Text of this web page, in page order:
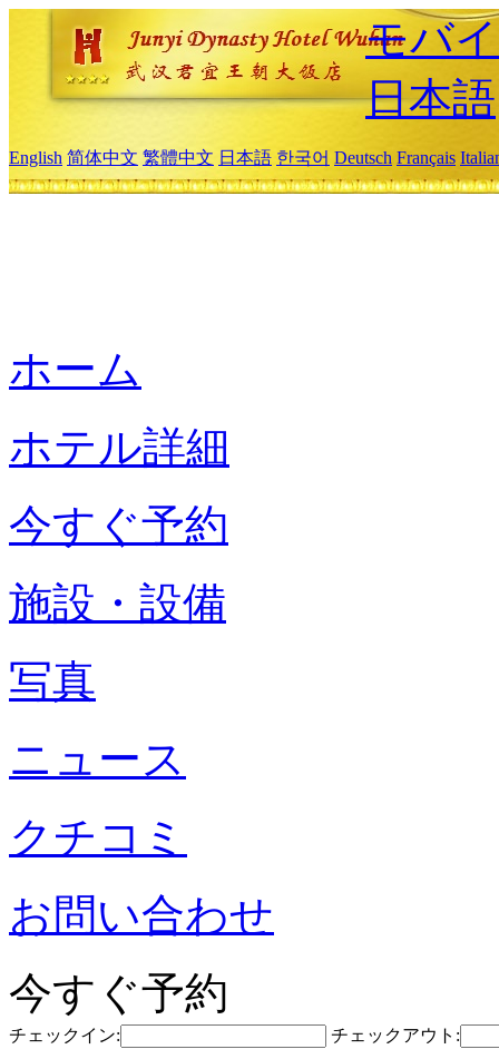
モバ
日本語
English 简体中文 繁體中文 日本語 한국어 Deutsch Français
ホーム
ホテル詳細
今すぐ予約
施設・設備
写真
ニュース
クチコミ
お問い合わせ
今すぐ予約
チェックイン: チェックアウト: